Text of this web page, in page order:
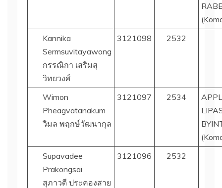
Kannika
Sermsuvitayawong
กรรณิกา เสริมสุ
วิทยวงศ์
3121098 2532
Wimon
Pheagvatanakum
วิมล พฤกษ์วัฒนากุล
3121097 2534
Supavadee
Prakongsai
สุภาวดี ประคองสาย
3121096 2532